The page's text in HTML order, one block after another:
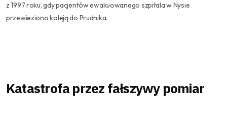
z 1997 roku, gdy pacjentów ewakuowanego szpitala w Nysie
przewieziono koleją do Prudnika.
Katastrofa przez fałszywy pomiar